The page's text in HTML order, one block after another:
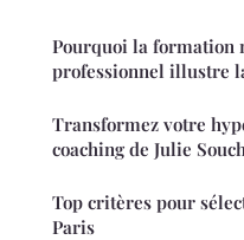
Pourquoi la
professionnel illustre
Transformez votre
coaching de Julie
Top critères pour
Paris